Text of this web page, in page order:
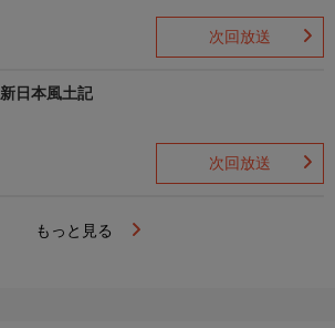
次回放送
新日本風土記
次回放送
もっと見る